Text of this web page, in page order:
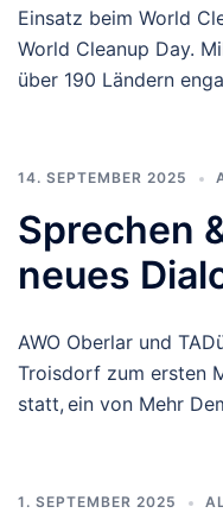
Einsatz beim World
World Cleanup Day.
über 190 Ländern
14. SEPTEMBER 2025
Sprechen
neues
AWO Oberlar und
Troisdorf zum ersten
statt, ein von Mehr
1. SEPTEMBER 2025